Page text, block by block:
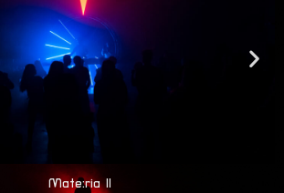
Mate:ria II